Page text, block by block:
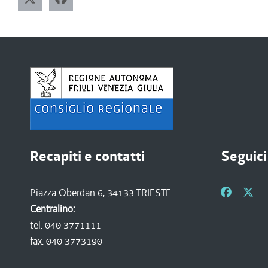
Recapiti e contatti
Piazza Oberdan 6, 34133 TRIESTE
Centralino:
tel. 040 3771111
fax. 040 3773190